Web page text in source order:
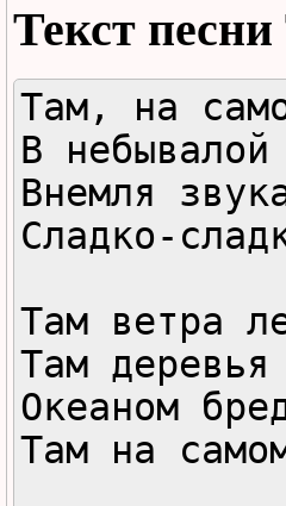
Текст песни
Там, на
В
Внемля
Сладко-
Там ветра
Там
Океаном
Там на